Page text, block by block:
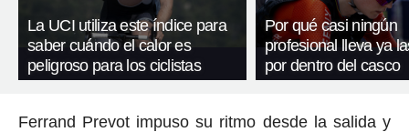
La UCI utiliza este índice para
saber cuándo el calor es
peligroso para los ciclistas
Por qué casi ningún
profesional lleva ya
por dentro del casco
Ferrand Prevot impuso su ritmo desde la salida y